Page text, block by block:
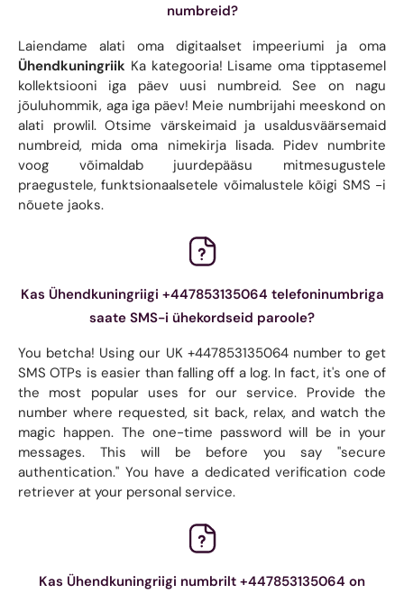
numbreid?
Laiendame alati oma digitaalset impeeriumi ja oma
Ühendkuningriik Ka kategooria! Lisame oma tipptasemel
kollektsiooni iga päev uusi numbreid. See on nagu
jõuluhommik, aga iga päev! Meie numbrijahi meeskond on
alati prowlil. Otsime värskeimaid ja usaldusväärsemaid
numbreid, mida oma nimekirja lisada. Pidev numbrite
voog võimaldab juurdepääsu mitmesugustele
praegustele, funktsionaalsetele võimalustele kõigi SMS -i
nõuete jaoks.
Kas Ühendkuningriigi +447853135064 telefoninumbriga
saate SMS-i ühekordseid paroole?
You betcha! Using our UK +447853135064 number to get
SMS OTPs is easier than falling off a log. In fact, it's one of
the most popular uses for our service. Provide the
number where requested, sit back, relax, and watch the
magic happen. The one-time password will be in your
messages. This will be before you say "secure
authentication." You have a dedicated verification code
retriever at your personal service.
Kas Ühendkuningriigi numbrilt +447853135064 on